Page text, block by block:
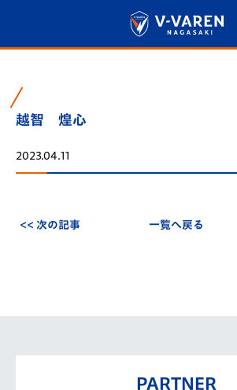
越智 煌心
2023.04.11
<< 次の記事 一覧へ戻る
PARTNER